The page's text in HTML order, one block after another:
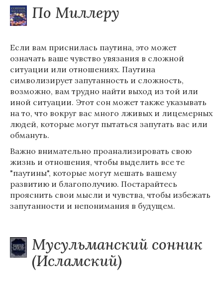
По Миллеру
Если вам приснилась паутина, это может
означать ваше чувство увязания в сложной
ситуации или отношениях. Паутина
символизирует запутанность и сложность,
возможно, вам трудно найти выход из той или
иной ситуации. Этот сон может также указывать
на то, что вокруг вас много лживых и лицемерных
людей, которые могут пытаться запутать вас или
обмануть.
Важно внимательно проанализировать свою
жизнь и отношения, чтобы выделить все те
"паутины", которые могут мешать вашему
развитию и благополучию. Постарайтесь
прояснить свои мысли и чувства, чтобы избежать
запутанности и непонимания в будущем.
Мусульманский сонник
(Исламский)